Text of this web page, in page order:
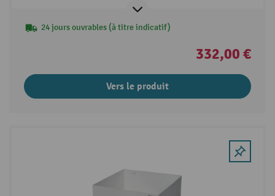
24 jours ouvrables (à titre indicatif)
332,00 €
Vers le produit